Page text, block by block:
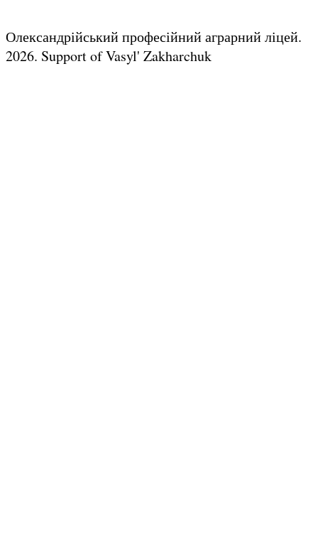
Олександрійський професійний аграрний ліцей.
2026. Support of Vasyl' Zakharchuk